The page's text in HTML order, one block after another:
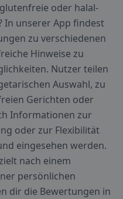
oder halal-
In unserer App findest
zu verschiedenen
Hinweise zu
Nutzer teilen
Auswahl, zu
Gerichten oder
Informationen zur
oder zur Flexibilität
eingesehen werden.
nach einem
persönlichen
dir die Bewertungen in